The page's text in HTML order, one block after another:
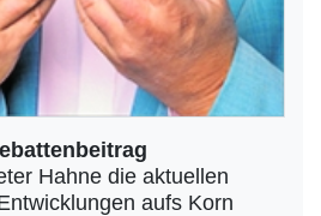
Hahne die aktuellen
aufs Korn